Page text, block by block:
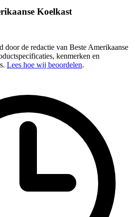
Koelkast
door de redactie van Beste Amerikaanse
kenmerken en
Lees hoe wij beoordelen.